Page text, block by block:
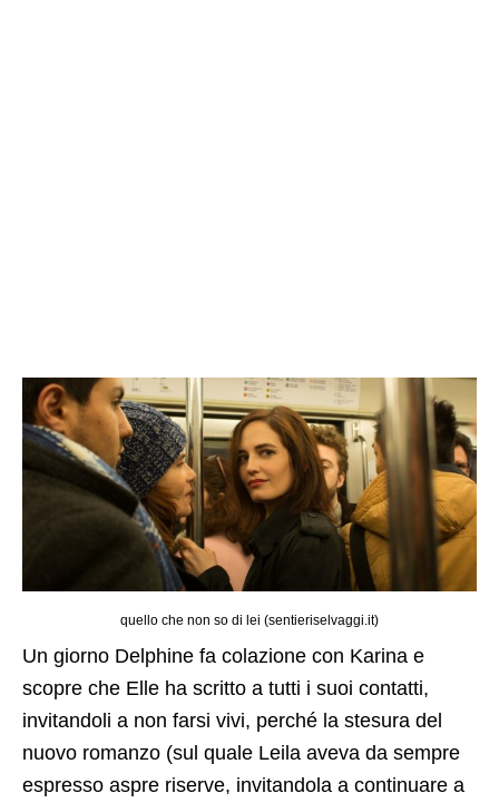
quello che non so di lei (sentieriselvaggi.it)
Un giorno Delphine fa colazione con Karina e
scopre che Elle ha scritto a tutti i suoi contatti,
invitandoli a non farsi vivi, perché la stesura del
nuovo romanzo (sul quale Leila aveva da sempre
espresso aspre riserve, invitandola a continuare a